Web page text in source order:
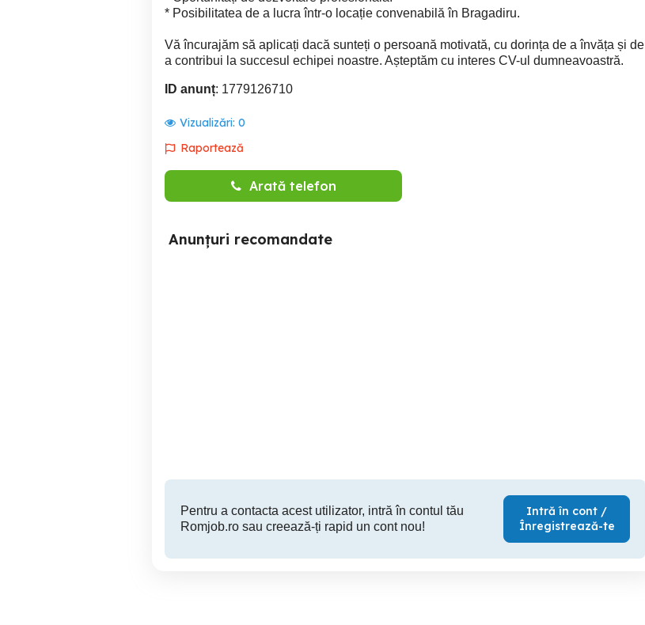
* Posibilitatea de a lucra într-o locație convenabilă în Bragadiru.
Vă încurajăm să aplicați dacă sunteți o persoană motivată, cu dorința de a învăța și de
a contribui la succesul echipei noastre. Așteptăm cu interes CV-ul dumneavoastră.
ID anunț: 1779126710
Vizualizări: 0
Raportează
Arată telefon
Anunțuri recomandate
Pentru a contacta acest utilizator, intră în contul tău
Romjob.ro sau creează-ți rapid un cont nou!
Intră în cont /
Înregistrează-te